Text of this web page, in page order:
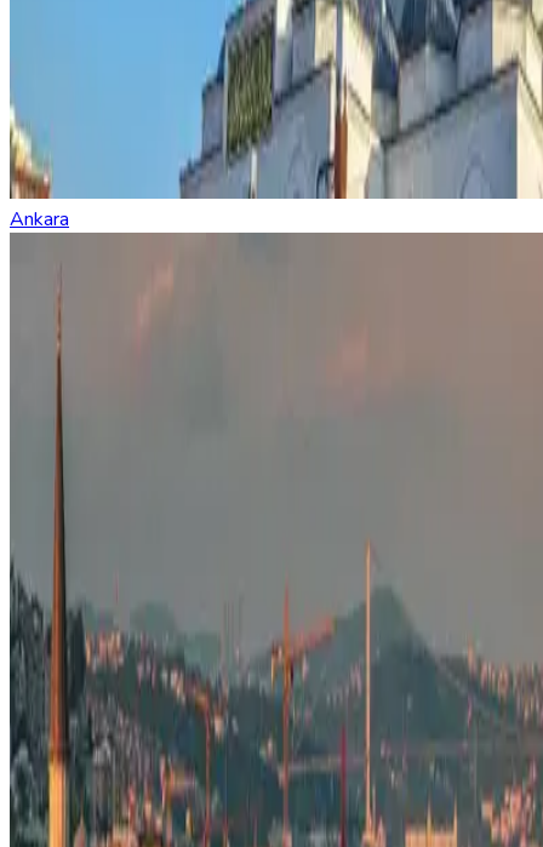
Ankara